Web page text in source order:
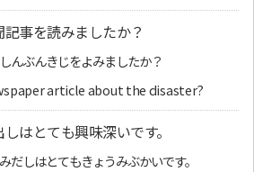
事を読みましたか？
んぶんきじをよみましたか？
article about the disaster?
はとても興味深いです。
だしはとてもきょうみぶかいです。